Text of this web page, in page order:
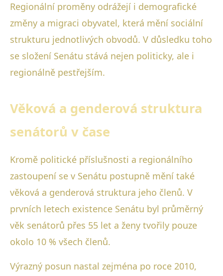
Regionální proměny odrážejí i demografické
změny a migraci obyvatel, která mění sociální
strukturu jednotlivých obvodů. V důsledku toho
se složení Senátu stává nejen politicky, ale i
regionálně pestřejším.
Věková a genderová struktura
senátorů v čase
Kromě politické příslušnosti a regionálního
zastoupení se v Senátu postupně mění také
věková a genderová struktura jeho členů. V
prvních letech existence Senátu byl průměrný
věk senátorů přes 55 let a ženy tvořily pouze
okolo 10 % všech členů.
Výrazný posun nastal zejména po roce 2010,